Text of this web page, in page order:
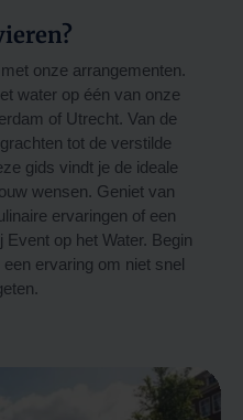
onze arrangementen.
water op één van onze
of Utrecht. Van de
tot de verstilde
gids vindt je de ideale
wensen. Geniet van
ervaringen of een
Event op het Water. Begin
ervaring om niet snel